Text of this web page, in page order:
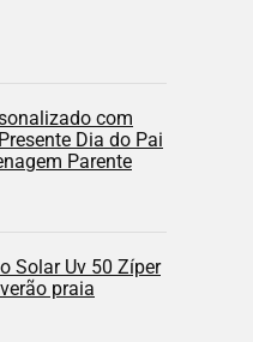
com
Dia do Pai
Parente
Solar Uv 50 Zíper
praia